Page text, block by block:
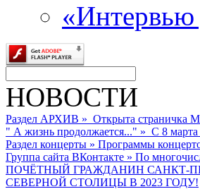
НОВОСТИ
Раздел АРХИВ » Открыта страничка
" А жизнь продолжается..." » С 8 марта
Раздел концерты » Программы
Группа сайта ВКонтакте » По
ПОЧЁТНЫЙ ГРАЖДАНИН САНКТ-
СЕВЕРНОЙ СТОЛИЦЫ В 2023 ГОДУ!